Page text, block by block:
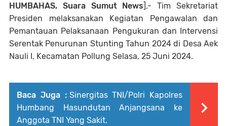
HUMBAHAS, Suara Sumut News ],- Tim Sekretariat
Presiden melaksanakan Kegiatan Pengawalan dan
Pemantauan Pelaksanaan Pengukuran dan Intervensi
Serentak Penurunan Stunting Tahun 2024 di Desa Aek
Nauli I, Kecamatan Pollung Selasa, 25 Juni 2024.
Baca Juga : Sinergitas TNI/Polri Kapolres
Humbang Hasundutan Anjangsana ke
Anggota TNI Yang Sakit.